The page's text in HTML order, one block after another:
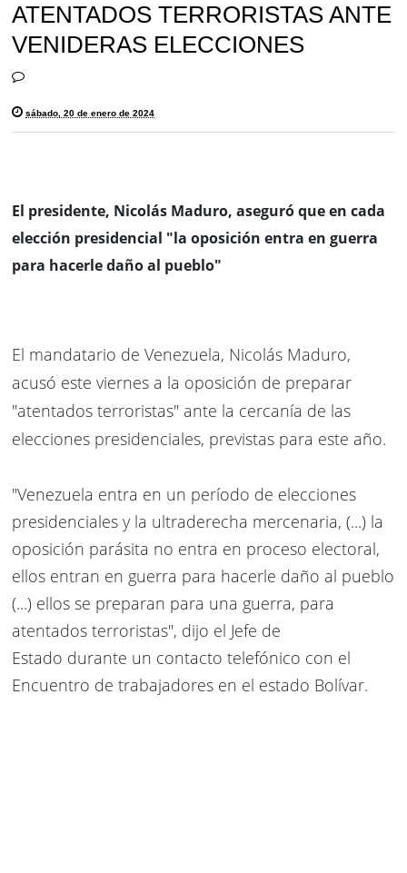
ATENTADOS TERRORISTAS ANTE
VENIDERAS ELECCIONES
sábado, 20 de enero de 2024
El presidente, Nicolás Maduro, aseguró que en cada
elección presidencial "la oposición entra en guerra
para hacerle daño al pueblo"
El mandatario de Venezuela, Nicolás Maduro,
acusó este viernes a la oposición de preparar
"atentados terroristas" ante la cercanía de las
elecciones presidenciales, previstas para este año.
"Venezuela entra en un período de elecciones
presidenciales y la ultraderecha mercenaria, (...) la
oposición parásita no entra en proceso electoral,
ellos entran en guerra para hacerle daño al pueblo
(...) ellos se preparan para una guerra, para
atentados terroristas", dijo el Jefe de
Estado durante un contacto telefónico con el
Encuentro de trabajadores en el estado Bolívar.